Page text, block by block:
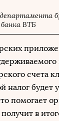
ВТБ
счета
будет
помогает
в